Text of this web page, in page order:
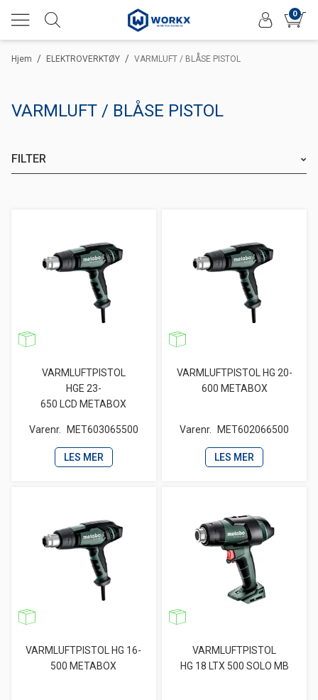
0
/
Hjem /
ELEKTROVERKTØY VARMLUFT / BLÅSE PISTOL
VARMLUFT / BLÅSE PISTOL
FILTER
VARMLUFTPISTOL
HGE 23-
650 LCD METABOX
Varenr. MET603065500
LES MER
VARMLUFTPISTOL HG 20-
600 METABOX
Varenr. MET602066500
LES MER
VARMLUFTPISTOL HG 16-
500 METABOX
VARMLUFTPISTOL
HG 18 LTX 500 SOLO MB